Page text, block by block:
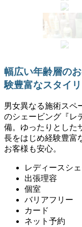
幅広い年齢層の
験豊富なスタイ
男女異なる施術スペ
のシェービング『レ
備。ゆったりとした
長をはじめ経験豊富
お客様も安心。
レディースシ
出張理容
個室
バリアフリー
カード
ネット予約